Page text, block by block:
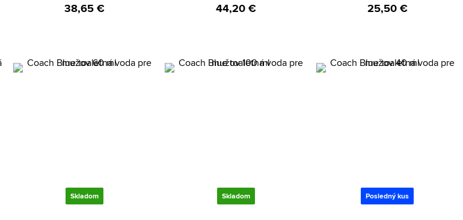
38,65 € 44,20 € 25,50 €
Skladom Skladom Posledný kus